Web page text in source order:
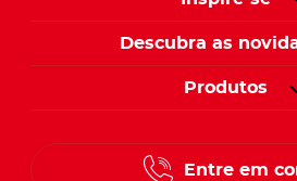
Descubra as
Produtos
Entre em